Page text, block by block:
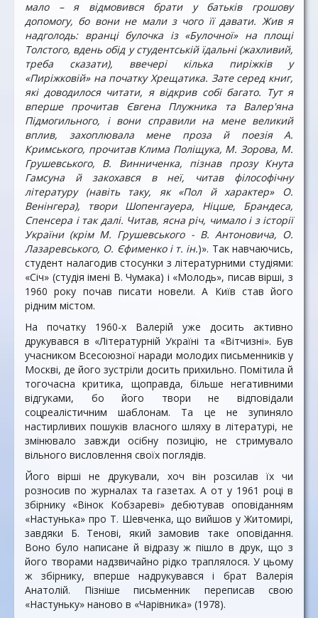
мало – я відмовився брати у батьків грошову
допомогу, бо вони не мали з чого її давати. Жив я
надголодь: вранці булочка із «Булочної» на площі
Толстого, вдень обід у студентській їдальні (жахливий,
треба сказати), ввечері кілька пиріжків у
«Пиріжковій» на початку Хрещатика. Зате серед книг,
які доводилося читати, я відкрив собі багато. Тут я
вперше прочитав Євгена Плужника та Валер'яна
Підмогильного, і вони справили на мене великий
вплив, захоплювала мене проза й поезія А.
Кримського, прочитав Клима Поліщука, М. Зорова, М.
Грушевського, В. Винниченка, пізнав прозу Кнута
Гамсуна й закохався в неї, читав філософічну
літературу (навіть таку, як «Пол й характер» О.
Венінгера), твори Шопенгауера, Ніцше, Брандеса,
Спенсера і так далі. Читав, ясна річ, чимало і з історії
України (крім М. Грушевського - В. Антоновича, О.
Лазаревського, О. Єфименко і т. ін.)». Так навчаючись,
студент налагодив стосунки з літературними студіями:
«Січ» (студія імені В. Чумака) і «Молодь», писав вірші, з
1960 року почав писати новели. А Київ став його
рідним містом.
На початку 1960-х Валерій уже досить активно
друкувався в «Літературній Україні та «Вітчизні». Був
учасником Всесоюзної наради молодих письменників у
Москві, де його зустріли досить прихильно. Помітила й
тогочасна критика, щоправда, більше негативними
відгуками, бо його твори не відповідали
соцреалістичним шаблонам. Та це не зупиняло
настирливих пошуків власного шляху в літературі, не
змінювало завжди осібну позицію, не стримувало
вільного висловлення своїх поглядів.
Його вірші не друкували, хоч він розсилав їх чи
розносив по журналах та газетах. А от у 1961 році в
збірнику «Вінок Кобзареві» дебютував оповіданням
«Настунька» про Т. Шевченка, що вийшов у Житомирі,
завдяки Б. Тенові, який замовив таке оповідання.
Воно було написане й відразу ж пішло в друк, що з
його творами надзвичайно рідко траплялося. У цьому
ж збірнику, вперше надрукувався і брат Валерія
Анатолій. Пізніше письменник переписав свою
«Настуньку» наново в «Чарівника» (1978).